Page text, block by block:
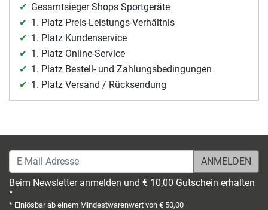
Gesamtsieger Shops Sportgeräte
1. Platz Preis-Leistungs-Verhältnis
1. Platz Kundenservice
1. Platz Online-Service
1. Platz Bestell- und Zahlungsbedingungen
1. Platz Versand / Rücksendung
E-Mail-Adresse
Beim Newsletter anmelden und € 10,00 Gutschein erhalten
*
* Einlösbar ab einem Mindestwarenwert von € 50,00